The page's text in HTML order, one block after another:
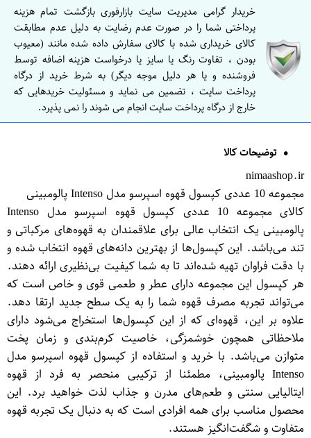
خریدار گرامی مدیریت سایت بازارفوری بازگشت تمام هزینه
پرداختی شما را در صورت عدم رضایت به دلیل عدم مطابقت
کالای خریداری شده با کالای سفارش داده شده مانند (معیوب
بودن ، تفاوت رنگ یا سایز یا درخواست هزینه اضافه توسط
فروشنده و یا هر دلیل موجه دیگر) به شرط خرید از درگاه
پرداخت سایت ، تضمین می نماید و مسئولیت خریدهایی که
خارج از درگاه پرداخت سایت انجام می شوند را نمی پذیرد.
توضیحات کالا
nimaashop.ir
مجموعه 10 عددی کپسول قهوه اسپرسو مدل Intenso پالومبینی
کالای مجموعه 10 عددی کپسول قهوه اسپرسو مدل Intenso
پالومبینی یک انتخاب عالی برای علاقمندان به قهوه‌های مرکباتی و
تند می‌باشد. این کپسول‌ها از بهترین دانه‌های قهوه انتخاب شده و
با دقت فراوان تهیه شده‌اند تا به شما کیفیت بی‌نظیری ارائه دهند.
هر کپسول این مجموعه دارای عطر و طعمی قوی و خاص است که
می‌تواند تجربه مصرف قهوه شما را به یک سطح جدید ارتقا دهد.
علاوه بر این، قهوه‌ای که از این کپسول‌ها استخراج می‌شود دارای
ملاحظاتی همچون خوشمزگی، خاصیت کرم‌بندی و زمان پخت
متوازن می‌باشد. با خرید و استفاده از کپسول قهوه اسپرسو مدل
Intenso پالومبینی، مطمئنا از ترکیبی منحصر به فرد از قهوه
ایتالیایی سنتی و طعم‌‌های مدرن و جذاب لذت خواهید برد. این
محصول مناسب برای همه افرادی است که به دنبال یک تجربه قهوه
متفاوت و شگفت‌انگیز هستند.